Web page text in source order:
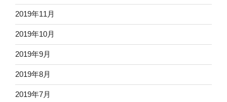
2019年11月
2019年10月
2019年9月
2019年8月
2019年7月